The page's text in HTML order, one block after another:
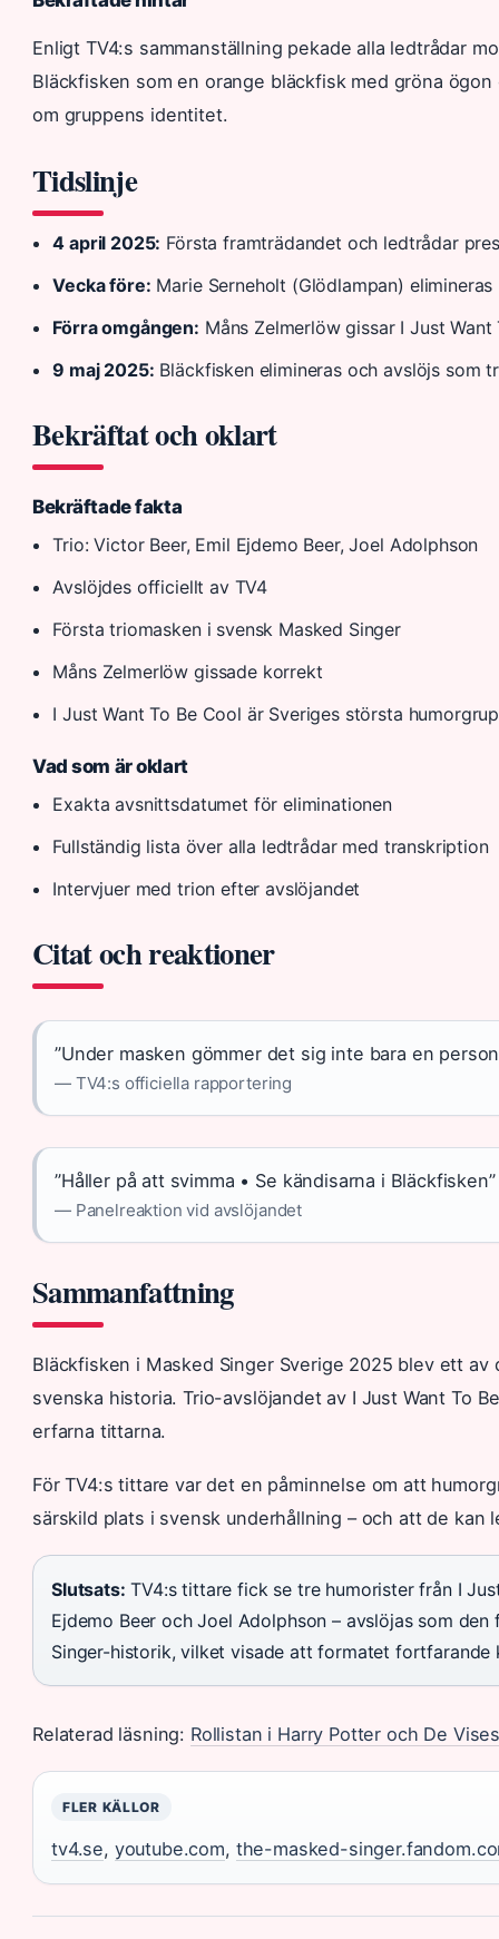
Enligt TV4:s sammanställning pekade alla ledtrådar
Bläckfisken som en orange bläckfisk med gröna
om gruppens identitet.
Tidslinje
4 april 2025: Första framträdandet och ledtrådar
Vecka före: Marie Serneholt (Glödlampan) elimineras
Förra omgången: Måns Zelmerlöw gissar I Just Want
9 maj 2025: Bläckfisken elimineras och avslöjs som
Bekräftat och oklart
Bekräftade fakta
Trio: Victor Beer, Emil Ejdemo Beer, Joel Adolphson
Avslöjdes officiellt av TV4
Första triomasken i svensk Masked Singer
Måns Zelmerlöw gissade korrekt
I Just Want To Be Cool är Sveriges största
Vad som är oklart
Exakta avsnittsdatumet för eliminationen
Fullständig lista över alla ledtrådar med transkription
Intervjuer med trion efter avslöjandet
Citat och reaktioner
”Under masken gömmer det sig inte bara en
— TV4:s officiella rapportering
”Håller på att svimma • Se kändisarna i Bläckfisken”
— Panelreaktion vid avslöjandet
Sammanfattning
Bläckfisken i Masked Singer Sverige 2025 blev ett
svenska historia. Trio-avslöjandet av I Just Want To
erfarna tittarna.
För TV4:s tittare var det en påminnelse om att
särskild plats i svensk underhållning – och att de kan
Slutsats: TV4:s tittare fick se tre humorister från I
Ejdemo Beer och Joel Adolphson – avslöjas som
Singer-historik, vilket visade att formatet fortfarande
Relaterad läsning: Rollistan i Harry Potter och De
FLER KÄLLOR
tv4.se, youtube.com, the-masked-